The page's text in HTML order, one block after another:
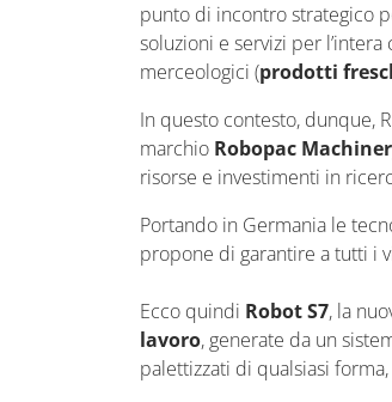
punto di incontro strategico
soluzioni e servizi per
merceologici (prodotti
In questo contesto, dunque,
marchio Robopac
risorse e investimenti in
Portando in Germania le
propone di garantire a tutti i
Ecco quindi Robot S7, la
lavoro, generate da un
palettizzati di qualsiasi